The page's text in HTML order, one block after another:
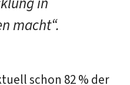
macht“.
schon 82 % der